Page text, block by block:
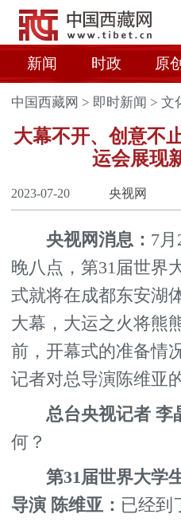
新闻 时政 原创
中国西藏网 > 即时新闻 >文
大幕不开、创意不
运会展现
2023-07-20 央视网
央视网消息： 7
晚八点，第31届世界
式就将在成都东安湖
大幕，大运之火将熊
前，开幕式的准备情
记者对总导演陈维亚
总台央视记者 李
何？
第31届世界大学
导演 陈维亚： 已经到